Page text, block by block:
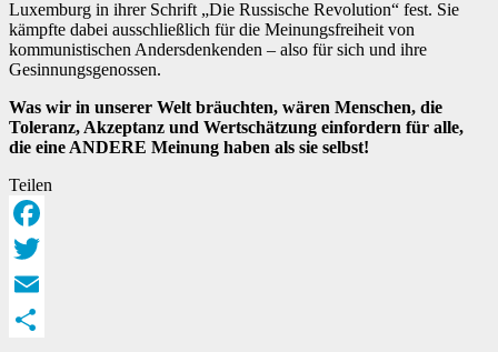
Luxemburg in ihrer Schrift „Die Russische Revolution“ fest. Sie
kämpfte dabei ausschließlich für die Meinungsfreiheit von
kommunistischen Andersdenkenden – also für sich und ihre
Gesinnungsgenossen.
Was wir in unserer Welt bräuchten, wären Menschen, die
Toleranz, Akzeptanz und Wertschätzung einfordern für alle,
die eine ANDERE Meinung haben als sie selbst!
Teilen
Facebook
Twitter
Email